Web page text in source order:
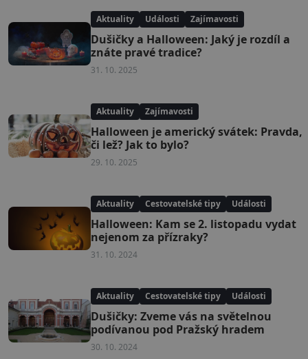
Aktuality Události Zajímavosti
Dušičky a Halloween: Jaký je rozdíl a
znáte pravé tradice?
31. 10. 2025
Aktuality Zajímavosti
Halloween je americký svátek: Pravda,
či lež? Jak to bylo?
29. 10. 2025
Aktuality Cestovatelské tipy Události
Halloween: Kam se 2. listopadu vydat
nejenom za přízraky?
31. 10. 2024
Aktuality Cestovatelské tipy Události
Dušičky: Zveme vás na světelnou
podívanou pod Pražský hradem
30. 10. 2024